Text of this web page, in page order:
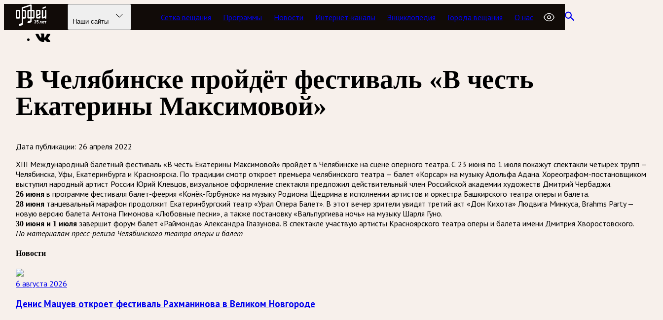
Радио Орфей
Наши сайты Сетка вещания Программы Новости Интернет-каналы Энциклопедия Города вещания О нас
Радио классической музыки «Орфей» Новости
В Челябинске пройдёт фестиваль «В честь
Екатерины Максимовой»
Дата публикации: 26 апреля 2022
XIII Международный балетный фестиваль «В честь Екатерины Максимовой» пройдёт в Челябинске на сцене оперного театра. С 23 июня по 1 июля покажут спектакли четырёх трупп —
Челябинска, Уфы, Екатеринбурга и Красноярска. По традиции смотр откроет премьера челябинского театра — балет «Корсар» на музыку Адольфа Адана. Хореографом-постановщиком
выступил народный артист России Юрий Клевцов, визуальное оформление спектакля предложил действительный член Российской академии художеств Дмитрий Чербаджи.
26 июня в программе фестиваля балет-феерия «Конёк-Горбунок» на музыку Родиона Щедрина в исполнении артистов и оркестра Башкирского театра оперы и балета.
28 июня танцевальный марафон продолжит Екатеринбургский театр «Урал Опера Балет». В этот вечер зрители увидят третий акт «Дон Кихота» Людвига Минкуса, Brahms Party —
новую версию балета Антона Пимонова «Любовные песни», а также постановку «Вальпургиева ночь» на музыку Шарля Гуно.
30 июня и 1 июля завершит форум балет «Раймонда» Александра Глазунова. В спектакле участвую артисты Красноярского театра оперы и балета имени Дмитрия Хворостовского.
По материалам пресс-релиза Челябинского театра оперы и балет
Новости
6 августа 2026
Денис Мацуев откроет фестиваль Рахманинова в Великом Новгороде